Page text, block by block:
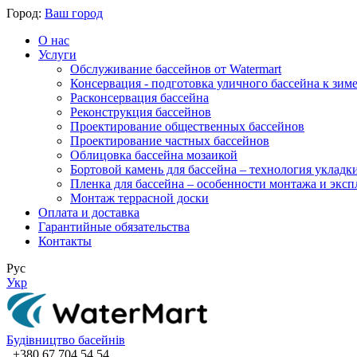
Город: Ваш город
О нас
Услуги
Обслуживание бассейнов от Watermart
Консервация - подготовка уличного бассейна к зиме
Расконсервация бассейна
Реконструкция бассейнов
Проектирование общественных бассейнов
Проектирование частных бассейнов
​Облицовка бассейна мозаикой
Бортовой камень для бассейна – технология
Пленка для бассейна – особенности монтажа и
Монтаж террасной доски
Оплата и доставка
Гарантийные обязательства
Контакты
Рус
Укр
Будівництво басейнів
+380 67 704 54 54